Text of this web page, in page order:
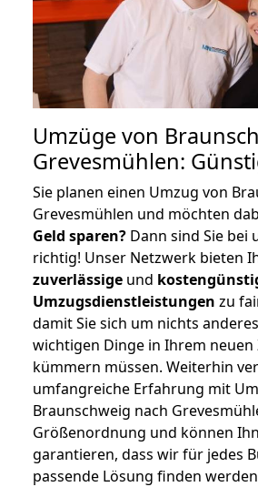
Umzüge von
Grevesmühlen:
Sie planen einen Umzug von
Grevesmühlen und möchten
Geld sparen? Dann sind Sie bei
richtig! Unser Netzwerk bieten
zuverlässige und
Umzugsdienstleistungen zu
damit Sie sich um nichts
wichtigen Dinge in Ihrem neuen
kümmern müssen. Weiterhin
umfangreiche Erfahrung mit
Braunschweig nach
Größenordnung und können
garantieren, dass wir für jedes
passende Lösung finden